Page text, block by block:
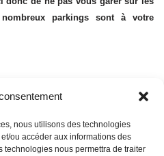
nous utilisons des technologies
ou accéder aux informations des
technologies nous permettra de traiter
parkings sont à votre